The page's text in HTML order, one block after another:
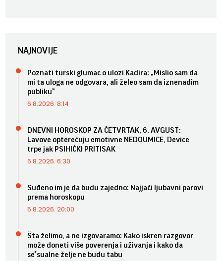
NAJNOVIJE
Poznati turski glumac o ulozi Kadira: „Mislio sam da
mi ta uloga ne odgovara, ali želeo sam da iznenadim
publiku“
6.8.2026. 8:14
DNEVNI HOROSKOP ZA ČETVRTAK, 6. AVGUST:
Lavove opterećuju emotivne NEDOUMICE, Device
trpe jak PSIHIČKI PRITISAK
6.8.2026. 6:30
Suđeno im je da budu zajedno: Najjači ljubavni parovi
prema horoskopu
5.8.2026. 20:00
Šta želimo, a ne izgovaramo: Kako iskren razgovor
može doneti više poverenja i uživanja i kako da
se*sualne želje ne budu tabu